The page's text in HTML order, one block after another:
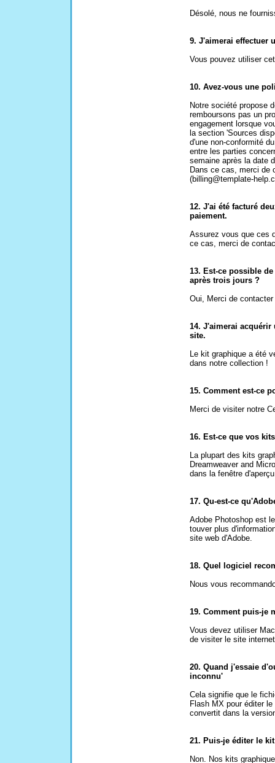
Désolé, nous ne
9. J'aimerai effectuer
Vous pouvez utiliser
10. Avez-vous une
Notre société propose
remboursons pas un
engagement lorsque
la section 'Sources
d'une non-conformité
entre les parties
semaine après la date
Dans ce cas, merci de
(billing@template-
12. J'ai été facturé
paiement.
Assurez vous que ces
ce cas, merci de
13. Est-ce possible
après trois jours ?
Oui, Merci de
14. J'aimerai
site.
Le kit graphique a été
dans notre collection !
15. Comment est-ce
Merci de visiter notre
16. Est-ce que vos
La plupart des kits
Dreamweaver and
dans la fenêtre
17. Qu-est-ce
Adobe Photoshop est
touver plus
site web d'Adobe.
18. Quel logiciel
Nous vous
19. Comment puis-je
Vous devez utiliser
de visiter le site
20. Quand j'essaie
inconnu'
Cela signifie que le
Flash MX pour éditer
convertit dans la
21. Puis-je éditer le
Non. Nos kits